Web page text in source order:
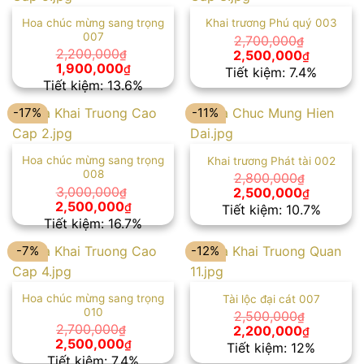
Hoa chúc mừng sang trọng
007
2,200,000₫
Giá
gốc
là:
2,200,000₫.
1,900,000₫Giá
hiện
tại
là:
1,900,000₫.
Tiết kiệm: 13.6%
Khai trương Phú quý 003
2,700,000₫
Giá
gốc
là:
2,700,000₫.
2,500,000₫Giá
hiện
tại
là:
Tiết kiệm: 7.4%
-17%
Hoa chúc mừng sang trọng
008
3,000,000₫
Giá
gốc
là:
3,000,000₫.
2,500,000₫Giá
hiện
tại
là:
2,500,000₫.
Tiết kiệm: 16.7%
-11%
Khai trương Phát tài 002
2,800,000₫
Giá
gốc
là:
2,800,000₫.
2,500,000₫Giá
hiện
tại
là:
Tiết kiệm: 10.7%
-7%
Hoa chúc mừng sang trọng
010
2,700,000₫
Giá
gốc
2,500,000₫Giá
hiện
-12%
Tài lộc đại cát 007
2,500,000₫
Giá
gốc
là:
2,200,000₫Giá
hiện
tại
Tiết kiệm: 12%